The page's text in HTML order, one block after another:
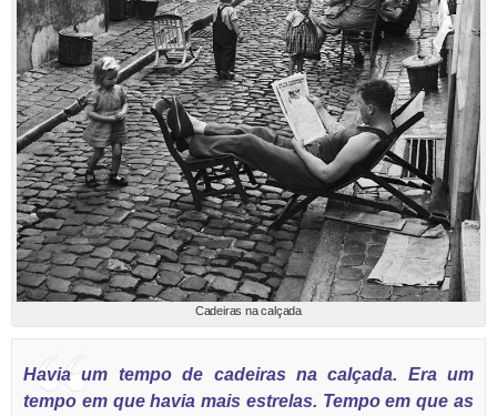
Cadeiras na calçada
Havia um tempo de cadeiras na calçada. Era um
tempo em que havia mais estrelas. Tempo em que as